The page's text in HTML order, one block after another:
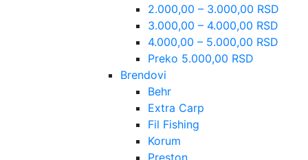
2.000,00 – 3.000,00 RSD
3.000,00 – 4.000,00 RSD
4.000,00 – 5.000,00 RSD
Preko 5.000,00 RSD
Brendovi
Behr
Extra Carp
Fil Fishing
Korum
Preston